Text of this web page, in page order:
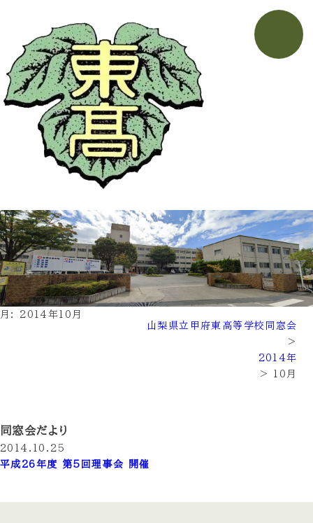
月: 2014年10月
山梨県立甲府東高等学校同窓会
>
2014年
>
10月
同窓会だより
2014.10.25
平成26年度 第５回理事会 開催